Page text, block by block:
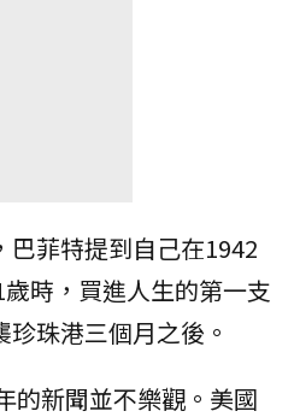
巴菲特提到自己在1942
時，買進人生的第一支
珠港三個月之後。
的新聞並不樂觀。美國